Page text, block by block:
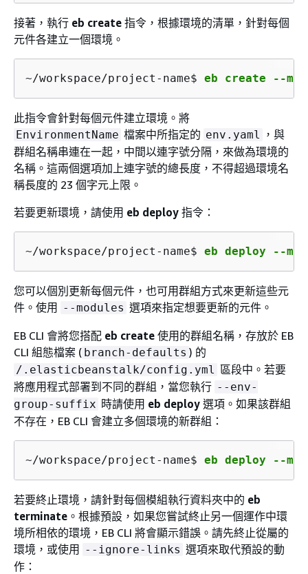
接著，執行 eb create 指令，根據環境的清單，針對每個
元件各建立一個環境。
~/workspace/project-name$ eb create --
此指令會針對每個元件建立環境。將
EnvironmentName 檔案中所指定的 env.yaml ，與
群組名稱串連在一起，中間以連字號分隔，來做為環境的
名稱。這兩個選項加上連字號的總長度，不得超過環境名
稱長度的 23 個字元上限。
若要更新環境，請使用 eb deploy 指令：
~/workspace/project-name$ eb deploy --
您可以個別更新每個元件，也可用群組方式來更新這些元
件。使用
--modules 選項來指定想要更新的元件。
EB CLI 會將您搭配 eb create 使用的群組名稱，存放於 EB
CLI 組態檔案 ( branch-defaults ) 的
/.elasticbeanstalk/config.yml 區段中。若要
將應用程式部署到不同的群組，當您執行 --env-
group-suffix 時請使用 eb deploy 選項。如果該群組
不存在，EB CLI 會建立多個環境的新群組：
~/workspace/project-name$ eb deploy --
若要終止環境，請針對每個模組執行資料夾中的 eb
terminate 。根據預設，如果您嘗試終止另一個運作中環
境所相依的環境，EB CLI 將會顯示錯誤。請先終止從屬的
環境，或使用
--ignore-links 選項來取代預設的動
作：